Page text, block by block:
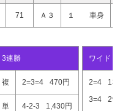
71 Ａ３ １ 車身
3連勝
複 2=3=4 470円
単 4-2-3 1,430円
ワイド
2=4
3=4